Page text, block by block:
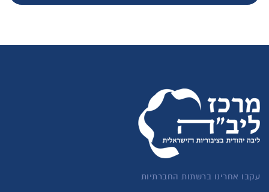
עקבו אחרינו ברשתות החברתיות